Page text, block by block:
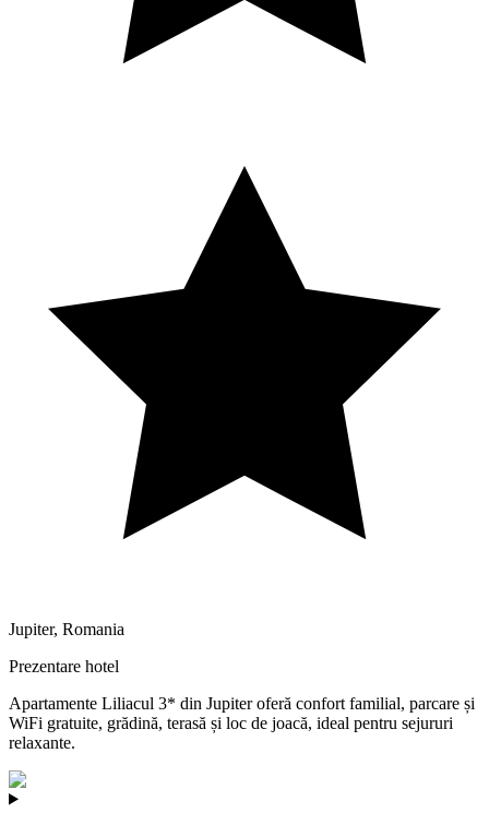
Jupiter, Romania
Prezentare hotel
Apartamente Liliacul 3* din Jupiter oferă confort familial, parcare și
WiFi gratuite, grădină, terasă și loc de joacă, ideal pentru sejururi
relaxante.